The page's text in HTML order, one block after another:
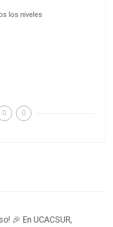
🎉 En UCACSUR,
los niveles